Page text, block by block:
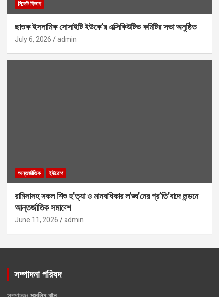
সিলেট বিভাগ
ছাতক ইসলামিক সোসাইটি ইউকে’র এক্সিকিউটিভ কমিটির সভা অনুষ্ঠিত
July 6, 2026 admin
আন্তর্জাতিক ইউরোপ
রামিসাসহ সকল শিশু হ’ত্যা ও মানবাধিকার ল’ঙ্ঘ’নের প্র’তি’বাদে লন্ডনে
আন্তর্জাতিক সমাবেশ
June 11, 2026 admin
সম্পাদনা পরিষদ